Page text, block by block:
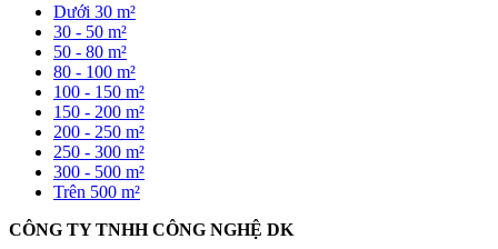
Dưới 30 m²
30 - 50 m²
50 - 80 m²
80 - 100 m²
100 - 150 m²
150 - 200 m²
200 - 250 m²
250 - 300 m²
300 - 500 m²
Trên 500 m²
CÔNG TY TNHH CÔNG NGHỆ DK